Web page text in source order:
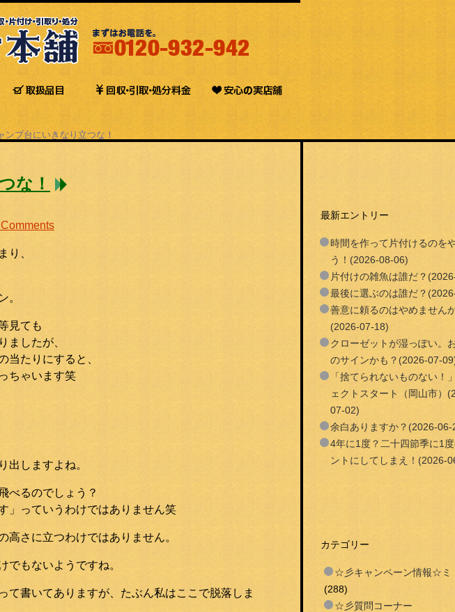
ンプ台にいきなり立つな！
な！
り、
。
見ても
ましたが、
当たりにすると、
ちゃいます笑
出しますよね。
べるのでしょう？
」っていうわけではありません笑
高さに立つわけではありません。
でもないようですね。
て書いてありますが、たぶん私はここで脱落しま
最新エントリー
時間を作って片付けるのを
う！(2026-08-06)
片付けの雑魚は誰だ？
最後に選ぶのは誰だ？
善意に頼るのはやめません
(2026-07-18)
クローゼットが湿っぽい。
のサインかも？(2026-07-
「捨てられないものない！
ェクトスタート（岡山市）
07-02)
余白ありますか？(2026-06-
4年に1度？二十四節季に1
ントにしてしまえ！(2026-
カテゴリー
☆彡キャンペーン情報☆ミ
(288)
☆彡質問コーナー